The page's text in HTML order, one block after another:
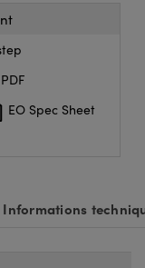
EO Spec Sheet
Informations